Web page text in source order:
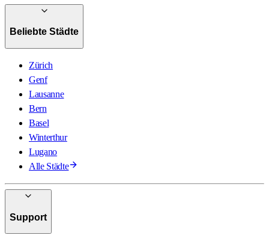
Beliebte Städte
Zürich
Genf
Lausanne
Bern
Basel
Winterthur
Lugano
Alle Städte
Support